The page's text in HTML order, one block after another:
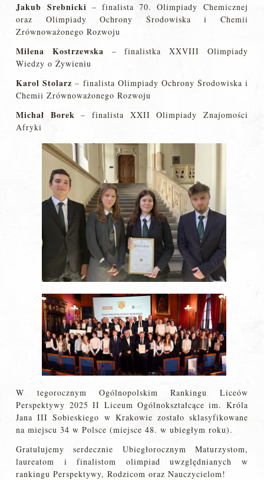
Jakub Srebnicki – finalista 70. Olimpiady Chemicznej
oraz Olimpiady Ochrony Środowiska i Chemii
Zrównoważonego Rozwoju
Milena Kostrzewska – finalistka XXVIII Olimpiady
Wiedzy o Żywieniu
Karol Stolarz – finalista Olimpiady Ochrony Środowiska i
Chemii Zrównoważonego Rozwoju
Michał Borek – finalista XXII Olimpiady Znajomości
Afryki
W tegorocznym Ogólnopolskim Rankingu Liceów
Perspektywy 2025 II Liceum Ogólnokształcące im. Króla
Jana III Sobieskiego w Krakowie zostało sklasyfikowane
na miejscu 34 w Polsce (miejsce 48. w ubiegłym roku).
Gratulujemy serdecznie Ubiegłorocznym Maturzystom,
laureatom i finalistom olimpiad uwzględnianych w
rankingu Perspektywy, Rodzicom oraz Nauczycielom!